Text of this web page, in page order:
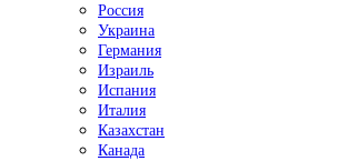
Россия
Украина
Германия
Израиль
Испания
Италия
Казахстан
Канада